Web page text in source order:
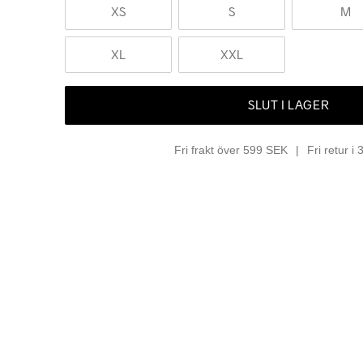
XS S M
XL XXL
SLUT I LAGER
Fri frakt över 599 SEK Fri retur i